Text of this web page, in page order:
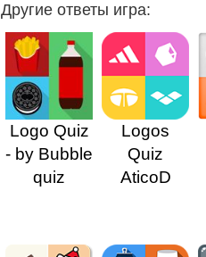
Другие ответы игра:
Logo Quiz
- by Bubble
quiz
Logos
Quiz
AticoD